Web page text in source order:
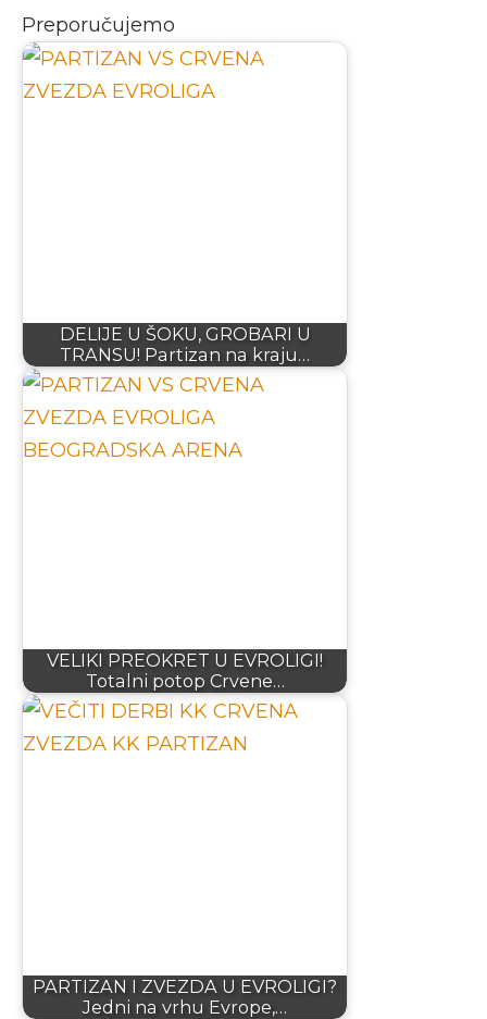
Preporučujemo
DELIJE U ŠOKU, GROBARI U
TRANSU! Partizan na kraju…
VELIKI PREOKRET U EVROLIGI!
Totalni potop Crvene…
PARTIZAN I ZVEZDA U EVROLIGI?
Jedni na vrhu Evrope,…